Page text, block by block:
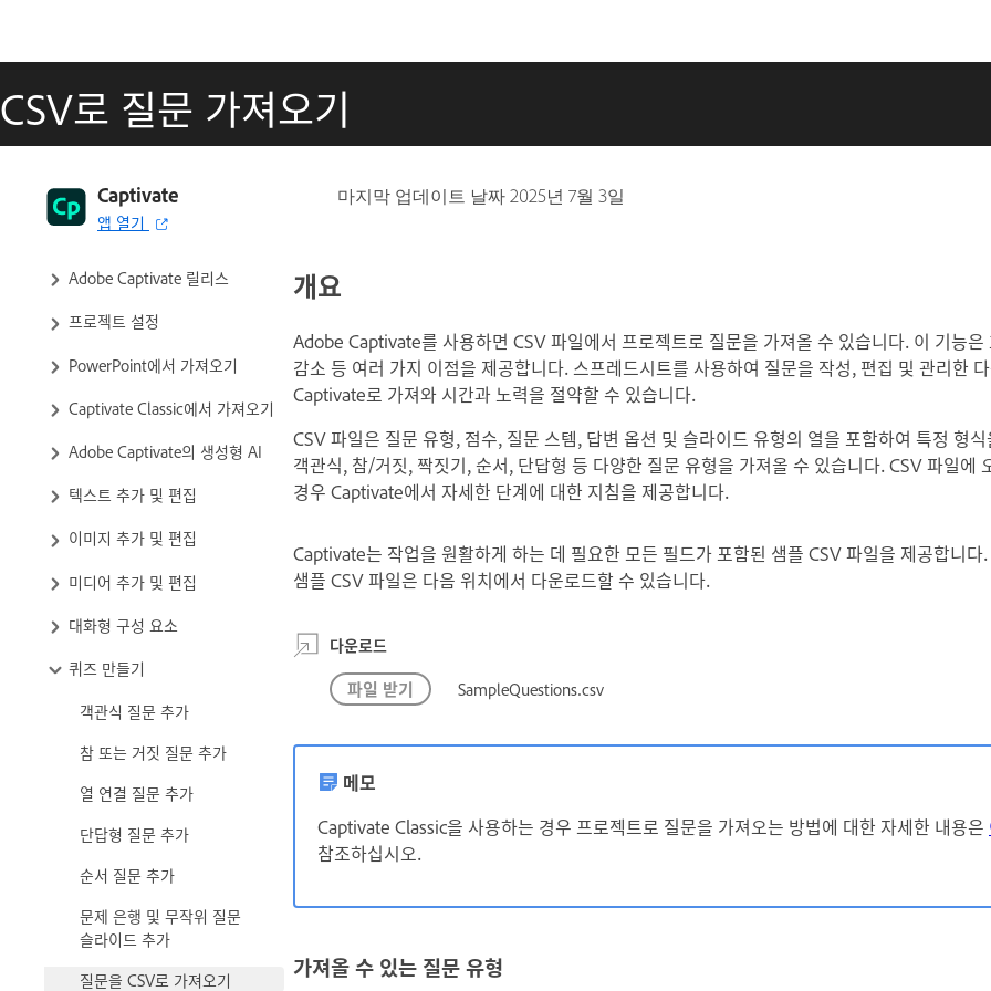
CSV로 질문 가져오기
마지막 업데이트 날짜2025년 7월 3일
Captivate
앱 열기
Captivate 사용자 가이드
Captivate 살펴보기
Adobe Captivate 릴리스
프로젝트 설정
PowerPoint에서 가져오기
Captivate Classic에서 가져오기
Adobe Captivate의 생성형 AI
텍스트 추가 및 편집
이미지 추가 및 편집
미디어 추가 및 편집
대화형 구성 요소
퀴즈 만들기
객관식 질문 추가
참 또는 거짓 질문 추가
열 연결 질문 추가
단답형 질문 추가
순서 질문 추가
문제 은행 및 무작위 질문
슬라이드 추가
질문을 CSV로 가져오기
개요
Adobe Captivate를 사용하면 CSV 파일에서 프로젝트로 질문을 가져올 수 있습니다. 이 기능은
감소 등 여러 가지 이점을 제공합니다. 스프레드시트를 사용하여 질문을 작성, 편집 및 관리한
Captivate로 가져와 시간과 노력을 절약할 수 있습니다.
CSV 파일은 질문 유형, 점수, 질문 스템, 답변 옵션 및 슬라이드 유형의 열을 포함하여 특정 형
객관식, 참/거짓, 짝짓기, 순서, 단답형 등 다양한 질문 유형을 가져올 수 있습니다. CSV 파일에
경우 Captivate에서 자세한 단계에 대한 지침을 제공합니다.
Captivate는 작업을 원활하게 하는 데 필요한 모든 필드가 포함된 샘플 CSV 파일을 제공합니다.
샘플 CSV 파일은 다음 위치에서 다운로드할 수 있습니다.
다운로드
파일 받기 SampleQuestions.csv
메모
Captivate Classic을 사용하는 경우 프로젝트로 질문을 가져오는 방법에 대한 자세한 내용은
참조하십시오.
가져올 수 있는 질문 유형